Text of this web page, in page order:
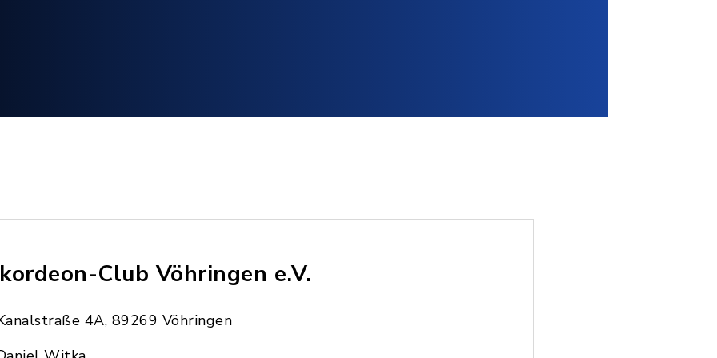
Club Vöhringen e.V.
4A, 89269 Vöhringen